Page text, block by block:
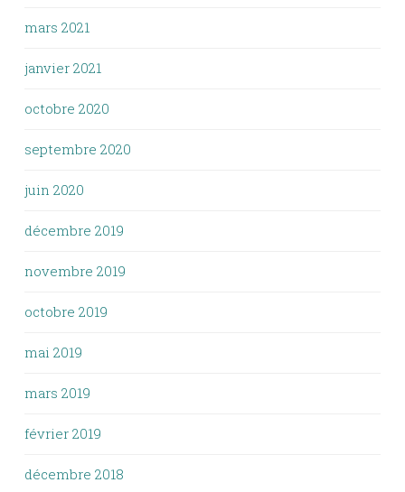
mars 2021
janvier 2021
octobre 2020
septembre 2020
juin 2020
décembre 2019
novembre 2019
octobre 2019
mai 2019
mars 2019
février 2019
décembre 2018